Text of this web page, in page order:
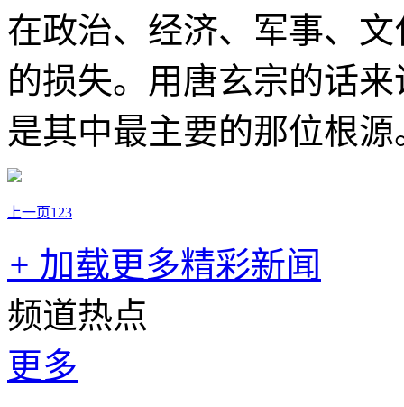
在政治、经济、军事、
的损失。用唐玄宗的话
是其中最主要的那位根源
上一页1 23
+ 加载更多精彩新闻
频道热点
更多